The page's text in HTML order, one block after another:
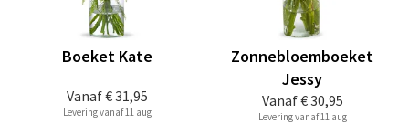
Vanaf€ 31,95
Boeket Kate
Levering vanaf 11 aug
Vanaf€ 30,95
Zonnebloemboeket
Jessy
Levering vanaf 11 aug